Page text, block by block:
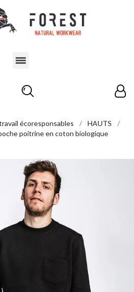
écoresponsables
HAUTS
poitrine en coton biologique